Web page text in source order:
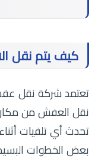
كيف يتم نقل
تعتمد شركة نقل
نقل العفش من مكان
تحدث أي تلفيات
بعض الخطوات